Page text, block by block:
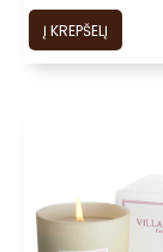
Į KREPŠELĮ